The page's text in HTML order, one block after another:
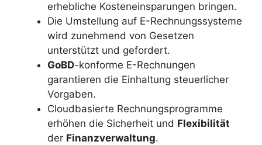
erhebliche Kosteneinsparungen bringen.
Die Umstellung auf E-Rechnungssysteme
wird zunehmend von Gesetzen
unterstützt und gefordert.
GoBD-konforme E-Rechnungen
garantieren die Einhaltung steuerlicher
Vorgaben.
Cloudbasierte Rechnungsprogramme
erhöhen die Sicherheit und Flexibilität
der Finanzverwaltung.